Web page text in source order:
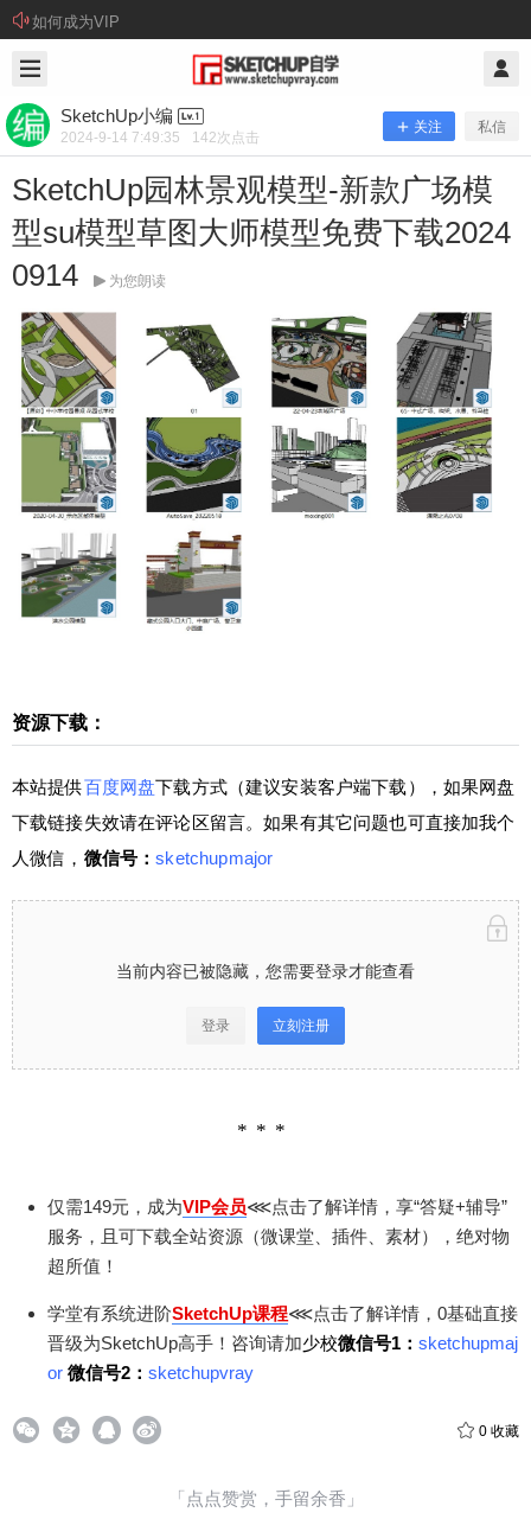
如何成为VIP
SketchUp小编
2024-9-14 7:49:35 142次点击
关注 私信
SketchUp园林景观模型-新款广场模
型su模型草图大师模型免费下载2024
0914
为您朗读
资源下载：
本站提供百度网盘下载方式（建议安装客户端下载），如果网盘
下载链接失效请在评论区留言。如果有其它问题也可直接加我个
人微信， 微信号：sketchupmajor
当前内容已被隐藏，您需要登录才能查看
登录 立刻注册
仅需149元，成为VIP会员⋘点击了解详情，享“答疑+辅导”
服务，且可下载全站资源（微课堂、插件、素材），绝对物
超所值！
学堂有系统进阶SketchUp课程⋘点击了解详情，0基础直接
晋级为SketchUp高手！咨询请加少校微信号1： sketchupmaj
or 微信号2： sketchupvray
0 收藏
「点点赞赏，手留余香」
SketchUp小编 @ SketchUp自学
SketchUp园林景观模型-新款广场模型
su模型草图大师模型免费下载2024091
4
资源下载： 本站提供百度网盘下载方式（建议安装
客户端下载），如果网盘下载链接失效请在评论区
留言。如果有其它问题也可直接加我个人微信，微
信号：sketchupmajor 当前内容已被隐藏，您需要
登录才能查看 登录立刻注册 仅需149元，成为VIP
所值！ 学堂有系统进阶SketchUp课程⋘点击了解
详情，0基础直接晋级为SketchUp高手！咨询请加
少校微信号1：sketchupmajor 微信号2：sketchupv
ray 0 收藏
扫描二维码继续阅读